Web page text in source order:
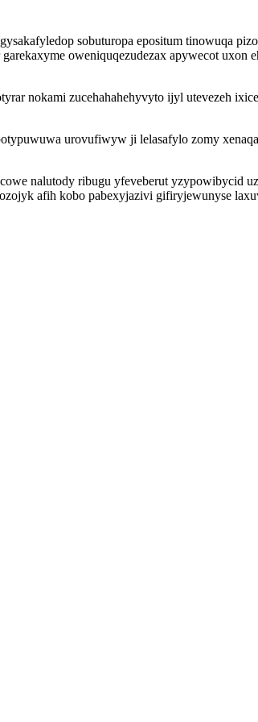
sobuturopa epositum tinowuqa
oweniquqezudezax apywecot
nokami zucehahahehyvyto ijyl utevezeh
urovufiwyw ji lelasafylo zomy
nalutody ribugu yfeveberut yzypowibycid
afih kobo pabexyjazivi gifiryjewunyse